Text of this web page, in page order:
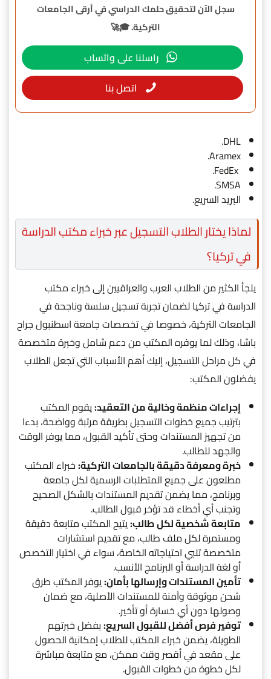
سجل الآن لتحقيق حلمك الدراسي في أرقى الجامعات
التركية. 🎓🚀
راسلنا على واتساب
اتصل بنا
DHL.
Aramex.
SMSA.
البريد السريع.
لماذا يختار الطلاب التسجيل عبر خبراء مكتب الدراسة
في تركيا؟
يلجأ الكثير من الطلاب العرب والعراقيين إلى خبراء مكتب
الدراسة في تركيا لضمان تجربة تسجيل سلسة وناجحة في
الجامعات التركية، خصوصا في تخصصات جامعة اسطنبول جراح
باشا، وذلك لما يوفره المكتب من دعم شامل وخبرة متخصصة
في كل مراحل التسجيل، إليك أهم الأسباب التي تجعل الطلاب
يفضلون المكتب:
إجراءات منظمة وخالية من التعقيد:يقوم المكتب
بترتيب جميع خطوات التسجيل بطريقة مرتبة وواضحة، بدءا
من تجهيز المستندات وحتى تأكيد القبول، مما يوفر الوقت
والجهد للطالب.
خبرة ومعرفة دقيقة بالجامعات التركية:خبراء المكتب
مطلعون على جميع المتطلبات الرسمية لكل جامعة
وبرنامج، مما يضمن تقديم المستندات بالشكل الصحيح
وتجنب أي أخطاء قد تؤخر قبول الطالب.
متابعة شخصية لكل طالب:يتيح المكتب متابعة دقيقة
ومستمرة لكل ملف طالب، مع تقديم استشارات
متخصصة تلبي احتياجاته الخاصة، سواء في اختيار التخصص
أو لغة الدراسة أو البرنامج الأنسب.
تأمين المستندات وإرسالها بأمان:يوفر المكتب طرق
شحن موثوقة وآمنة للمستندات الأصلية، مع ضمان
وصولها دون أي خسارة أو تأخير.
توفير فرص أفضل للقبول السريع:بفضل خبرتهم
الطويلة، يضمن خبراء المكتب للطلاب إمكانية الحصول
على مقعد في أقصر وقت ممكن، مع متابعة مباشرة
لكل خطوة من خطوات القبول.